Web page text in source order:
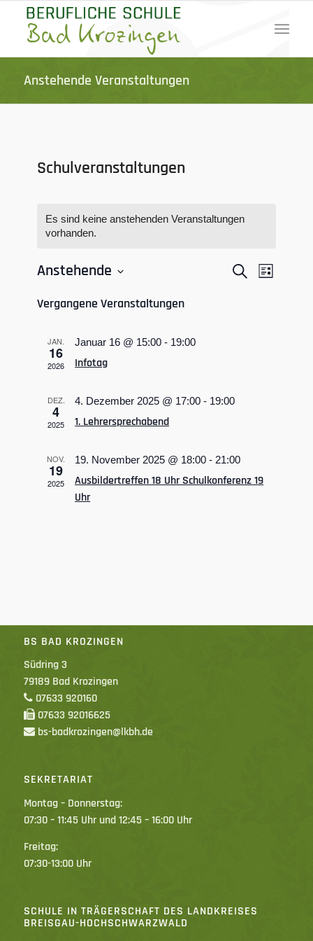
Anstehende Veranstaltungen
Schulveranstaltungen
Es sind keine anstehenden Veranstaltungen
vorhanden.
Suche Liste
Anstehende
wählen.
Vergangene Veranstaltungen
JAN.
16
2026
Januar 16 @ 15:00 - 19:00
Infotag
DEZ.
4
2025
4. Dezember 2025 @ 17:00 - 19:00
1. Lehrersprechabend
NOV.
19
2025
19. November 2025 @ 18:00 - 21:00
Ausbildertreffen 18 Uhr Schulkonferenz 19
Uhr
BS BAD KROZINGEN
Südring 3
79189 Bad Krozingen
07633 920160
07633 92016625
bs-badkrozingen@lkbh.de
SEKRETARIAT
Montag – Donnerstag:
07:30 – 11:45 Uhr und 12:45 – 16:00 Uhr
Freitag:
07:30-13:00 Uhr
SCHULE IN TRÄGERSCHAFT DES LANDKREISES
BREISGAU-HOCHSCHWARZWALD